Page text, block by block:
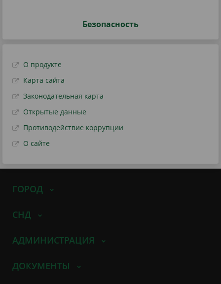
Безопасность
О продукте
Карта сайта
Законодательная карта
Открытые данные
Противодействие коррупции
О сайте
ГОРОД
СНД
АДМИНИСТРАЦИЯ
ДОКУМЕНТЫ